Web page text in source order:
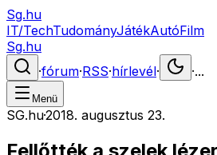
Sg.hu
IT/TechTudományJátékAutóFilm
Sg.hu
·fórum·RSS·hírlevél· ·...
Menü
SG.hu·2018. augusztus 23.